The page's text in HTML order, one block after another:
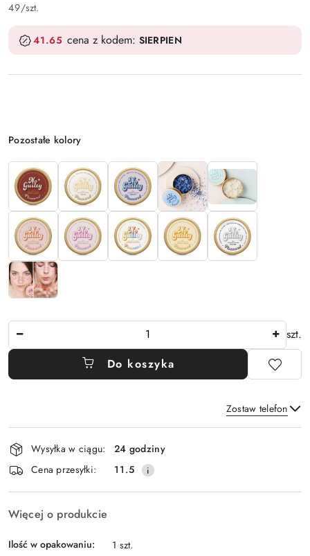
49/szt.
41.65 cena z kodem: SIERPIEN
Wariant
Pozostałe kolory
szt.
Do koszyka
Zostaw telefon
Wyślij
Dostępność
i
dostawa
Wysyłka w ciągu:
24 godziny
Cena przesyłki:
11.5
Więcej o produkcie
Ilość w opakowaniu: 1 szt.